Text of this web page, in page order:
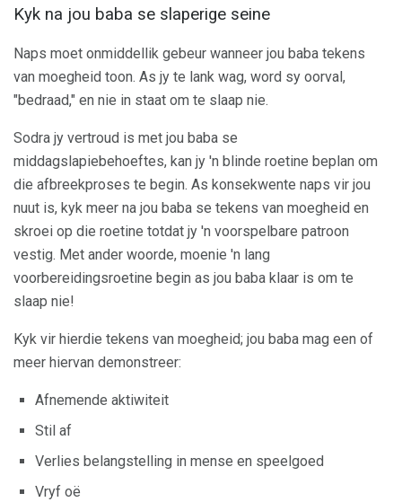
Kyk na jou baba se slaperige seine
Naps moet onmiddellik gebeur wanneer jou baba tekens
van moegheid toon. As jy te lank wag, word sy oorval,
"bedraad," en nie in staat om te slaap nie.
Sodra jy vertroud is met jou baba se
middagslapiebehoeftes, kan jy 'n blinde roetine beplan om
die afbreekproses te begin. As konsekwente naps vir jou
nuut is, kyk meer na jou baba se tekens van moegheid en
skroei op die roetine totdat jy 'n voorspelbare patroon
vestig. Met ander woorde, moenie 'n lang
voorbereidingsroetine begin as jou baba klaar is om te
slaap nie!
Kyk vir hierdie tekens van moegheid; jou baba mag een of
meer hiervan demonstreer:
Afnemende aktiwiteit
Stil af
Verlies belangstelling in mense en speelgoed
Vryf oë